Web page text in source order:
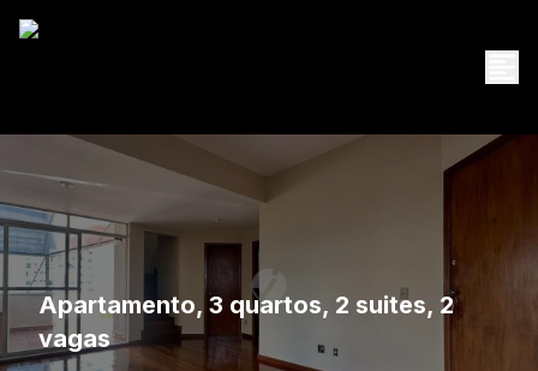
Apartamento, 3 quartos, 2 suites, 2
vagas